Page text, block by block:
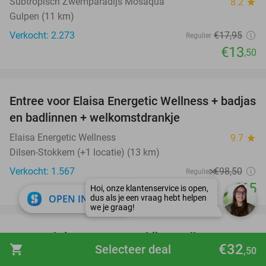
shopping_cart €32,50
Selecteer deal
Gulpen (11 km)
Verkocht: 2.273
Regulier €17,95
€13,50
34%
Entree voor Elaisa Energetic Wellness + badjas
en badlinnen + welkomstdrankje
Elaisa Energetic Wellness 9.7 star
Dilsen-Stokkem (+1 locatie) (13 km)
Verkocht: 1.567
Regulier €98,50
€65
33%
favorite_border
Overnachting voor 2 + ontbijt + wellness +
gratis parkeren + borrelplank + meer in
OPEN IN APP close